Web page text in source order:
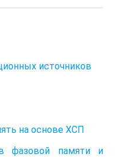
источников
на основе ХСП
фазовой памяти и